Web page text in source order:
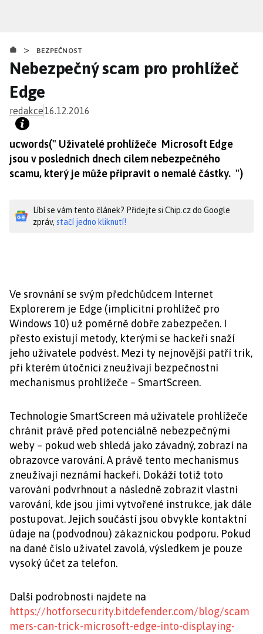
obsahu
> BEZPEČNOST
Nebezpečný scam pro prohlížeč
Edge
redakce16.12.2016
ucwords(" Uživatelé prohlížeče Microsoft Edge
jsou v posledních dnech cílem nebezpečného
scamu, který je může připravit o nemalé částky. ")
Líbí se vám tento článek? Přidejte si Chip.cz do Google
zpráv, stačí jedno kliknutí!
Ve srovnání se svým předchůdcem Internet
Explorerem je Edge (implicitní prohlížeč pro
Windows 10) už poměrně dobře zabezpečen. I
přesto existují metody, kterými se hackeři snaží
jeho uživatele podvést. Mezi ty nejnovější patří trik,
při kterém útočníci zneužívají bezpečnostní
mechanismus prohlížeče – SmartScreen.
Technologie SmartScreen má uživatele prohlížeče
chránit právě před potenciálně nebezpečnými
weby – pokud web shledá jako závadný, zobrazí na
obrazovce varování. A právě tento mechanismus
zneužívají neznámí hackeři. Dokáží totiž toto
varování podvrhnout a následně zobrazit vlastní
varování, kde jsou jimi vytvořené instrukce, jak dále
postupovat. Jejich součástí jsou obvykle kontaktní
údaje na (podvodnou) zákaznickou podporu. Pokud
na dané číslo uživatel zavolá, výsledkem je pouze
vysoký účet za telefon.
Další podrobnosti najdete na
https://hotforsecurity.bitdefender.com/blog/scam
mers-can-trick-microsoft-edge-into-displaying-